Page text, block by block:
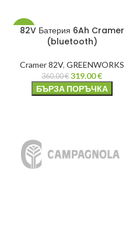
-11%
82V Батерия 6Ah Cramer
(bluetooth)
Cramer 82V, GREENWORKS
360.00€ 319.00€
БЪРЗА ПОРЪЧКА